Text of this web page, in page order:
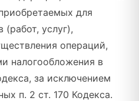
для
услуг),
операций,
налогообложения в
за исключением
п. 2 ст. 170 Кодекса.